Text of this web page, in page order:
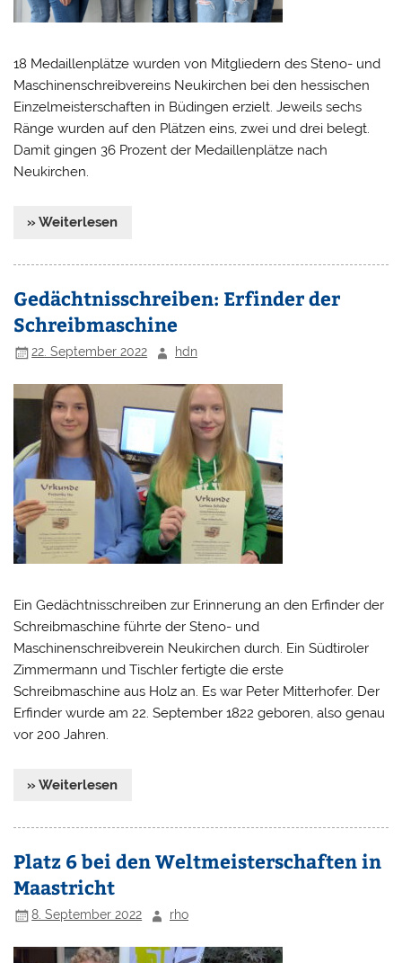
18 Medaillenplätze wurden von Mitgliedern des Steno- und
Maschinenschreibvereins Neukirchen bei den hessischen
Einzelmeisterschaften in Büdingen erzielt. Jeweils sechs
Ränge wurden auf den Plätzen eins, zwei und drei belegt.
Damit gingen 36 Prozent der Medaillenplätze nach
Neukirchen.
» Weiterlesen
Gedächtnisschreiben: Erfinder der
Schreibmaschine
22. September 2022 hdn
Ein Gedächtnisschreiben zur Erinnerung an den Erfinder der
Schreibmaschine führte der Steno- und
Maschinenschreibverein Neukirchen durch. Ein Südtiroler
Zimmermann und Tischler fertigte die erste
Schreibmaschine aus Holz an. Es war Peter Mitterhofer. Der
Erfinder wurde am 22. September 1822 geboren, also genau
vor 200 Jahren.
» Weiterlesen
Platz 6 bei den Weltmeisterschaften in
Maastricht
8. September 2022 rho